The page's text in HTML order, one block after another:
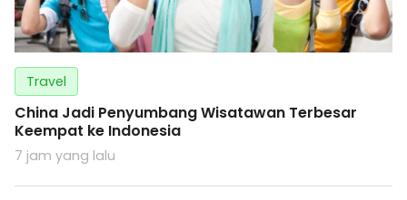
Travel
China Jadi Penyumbang Wisatawan Terbesar
Keempat ke Indonesia
7 jam yang lalu